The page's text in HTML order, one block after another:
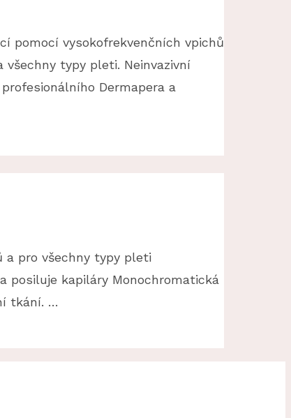
pomocí vysokofrekvenčních vpichů
typy pleti. Neinvazivní
Dermapera a
a pro všechny typy pleti
posiluje kapiláry Monochromatická
tkání. …